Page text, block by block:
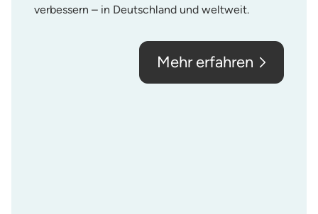
verbessern – in Deutschland und weltweit.
Mehr erfahren